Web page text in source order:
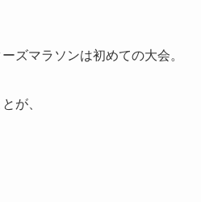
ズマラソンは初めての大会。
が、